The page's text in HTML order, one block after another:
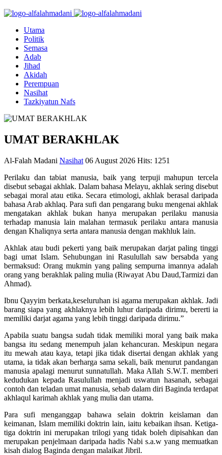
Utama
Politik
Semasa
Adab
Jihad
Akidah
Perempuan
Nasihat
Tazkiyatun Nafs
UMAT BERAKHLAK
Al-Falah Madani Nasihat 06 August 2026 Hits: 1251
Perilaku dan tabiat manusia, baik yang terpuji mahupun tercela
disebut sebagai akhlak. Dalam bahasa Melayu, akhlak sering disebut
sebagai moral atau etika. Secara etimologi, akhlak berasal daripada
bahasa Arab akhlaq. Para sufi dan pengarang buku mengenai akhlak
mengatakan akhlak bukan hanya merupakan perilaku manusia
terhadap manusia lain malahan termasuk perilaku antara manusia
dengan Khaliqnya serta antara manusia dengan makhluk lain.
Akhlak atau budi pekerti yang baik merupakan darjat paling tinggi
bagi umat Islam. Sehubungan ini Rasulullah saw bersabda yang
bermaksud: Orang mukmin yang paling sempurna imannya adalah
orang yang berakhlak paling mulia (Riwayat Abu Daud,Tarmizi dan
Ahmad).
Ibnu Qayyim berkata,keseluruhan isi agama merupakan akhlak. Jadi
barang siapa yang akhlaknya lebih luhur daripada dirimu, bererti ia
memiliki darjat agama yang lebih tinggi daripada dirimu.”
Apabila suatu bangsa sudah tidak memiliki moral yang baik maka
bangsa itu sedang menempuh jalan kehancuran. Meskipun negara
itu mewah atau kaya, tetapi jika tidak disertai dengan akhlak yang
utama, ia tidak akan berharga sama sekali, baik menurut pandangan
manusia apalagi menurut sunnatullah. Maka Allah S.W.T. memberi
kedudukan kepada Rasulullah menjadi uswatun hasanah, sebagai
contoh dan teladan umat manusia, sebab dalam diri Baginda terdapat
akhlaqul karimah akhlak yang mulia dan utama.
Para sufi menganggap bahawa selain doktrin keislaman dan
keimanan, Islam memiliki doktrin lain, iaitu kebaikan ihsan. Ketiga-
tiga doktrin ini merupakan trilogi yang tidak boleh dipisahkan dan
merupakan penjelmaan daripada hadis Nabi s.a.w yang memuatkan
kisah dialog Baginda dengan malaikat Jibril.